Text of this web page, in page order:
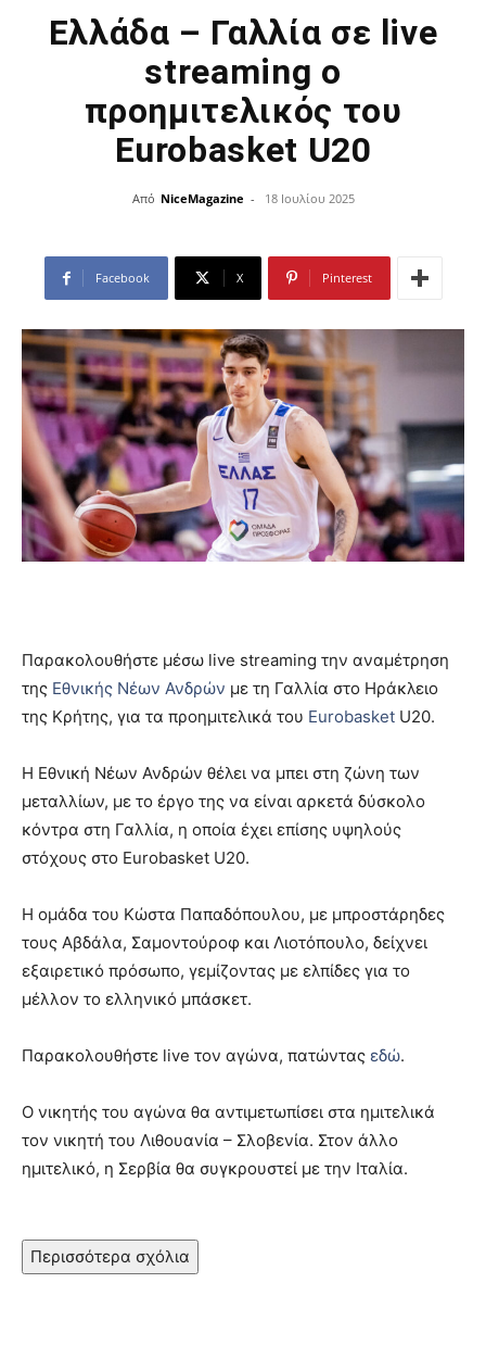
Ελλάδα – Γαλλία σε live
streaming ο
προημιτελικός του
Eurobasket U20
Από NiceMagazine - 18 Ιουλίου 2025
Facebook X Pinterest
Παρακολουθήστε μέσω live streaming την αναμέτρηση
της Εθνικής Νέων Ανδρών με τη Γαλλία στο Ηράκλειο
της Κρήτης, για τα προημιτελικά του Eurobasket U20.
Η Εθνική Νέων Ανδρών θέλει να μπει στη ζώνη των
μεταλλίων, με το έργο της να είναι αρκετά δύσκολο
κόντρα στη Γαλλία, η οποία έχει επίσης υψηλούς
στόχους στο Eurobasket U20.
Η ομάδα του Κώστα Παπαδόπουλου, με μπροστάρηδες
τους Αβδάλα, Σαμοντούροφ και Λιοτόπουλο, δείχνει
εξαιρετικό πρόσωπο, γεμίζοντας με ελπίδες για το
μέλλον το ελληνικό μπάσκετ.
Παρακολουθήστε live τον αγώνα, πατώντας εδώ.
Ο νικητής του αγώνα θα αντιμετωπίσει στα ημιτελικά
τον νικητή του Λιθουανία – Σλοβενία. Στον άλλο
ημιτελικό, η Σερβία θα συγκρουστεί με την Ιταλία.
Περισσότερα σχόλια